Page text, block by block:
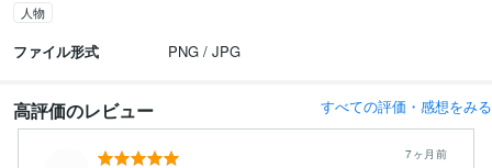
人物
ファイル形式 PNG / JPG
高評価のレビュー すべての評価・感想をみる
7ヶ月前